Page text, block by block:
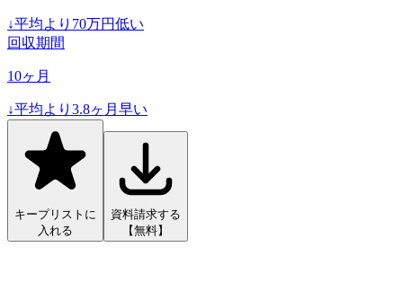
↓平均より 70万円低い
回収期間
10ヶ月
↓平均より 3.8ヶ月早い
キープリストに
入れる
資料請求する
【無料】